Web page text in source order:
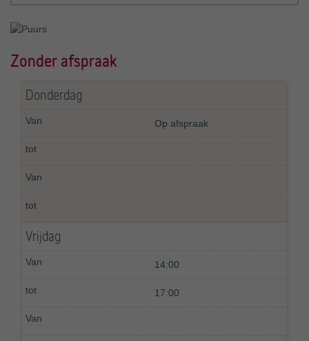
Zonder afspraak
Donderdag
Op afspraak
Vrijdag
14:00
17:00